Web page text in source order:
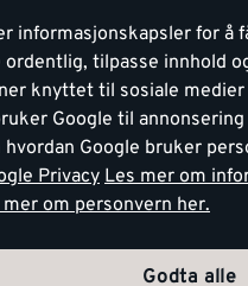
informasjonskapsler for å
ordentlig, tilpasse innhold
knyttet til sosiale
Google til
hvordan Google bruker
Privacy Les mer om
mer om personvern her.
Godta alle